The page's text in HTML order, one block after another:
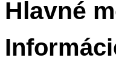
Hlavné